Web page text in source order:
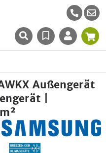
Außengerät
|